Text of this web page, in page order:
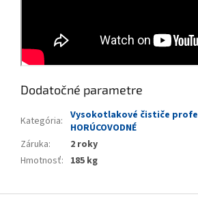
Dodatočné parametre
Kategória: Vysokotlakové čističe
HORÚCOVODNÉ
Záruka:
2 roky
Hmotnosť: 185 kg